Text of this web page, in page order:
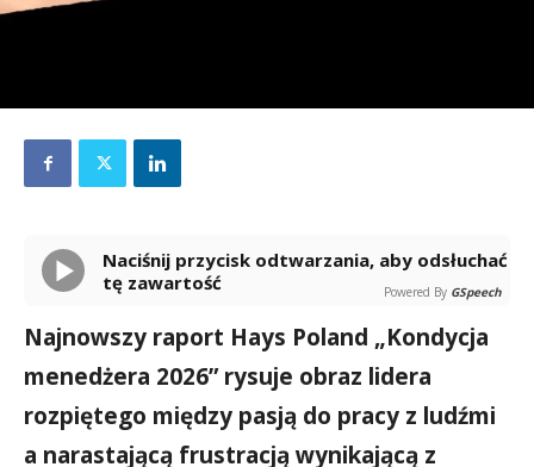
Naciśnij przycisk odtwarzania, aby odsłuchać
tę zawartość
Powered By GSpeech
Najnowszy raport Hays Poland „Kondycja
menedżera 2026” rysuje obraz lidera
rozpiętego między pasją do pracy z ludźmi
a narastającą frustracją wynikającą z